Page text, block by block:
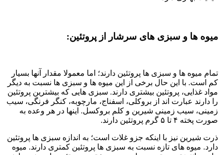
میوه ها و سبزی های سرشار از پروتئین:
تمام میوه ها و سبزی ها پروتئین دارند؛ اما معمولا مقدار آنها بسیار
کم است. با این حال برخی از این میوه ها و سبزی ها نسبت به دیگر
مواد غذایی، پروتئین بیشتری دارند. سبزی هایی که بیشترین پروتئین
را دارند عبارت اند از بروکلی، اسفناج، مارچوبه، کنگر فرنگی، سیب
زمینی، سیب زمینی شیرین و کلم بروکسل. اینها در هر وعده به
صورت پخته ۴ تا ۵ گرم پروتئین دارند.
ذرت شیرین نیز با اینکه جزو غلات است؛ به اندازه سبزی ها پروتئین
دارد. میوه های تازه نسبت به سبزی ها پروتئین کمتری دارند. میوه